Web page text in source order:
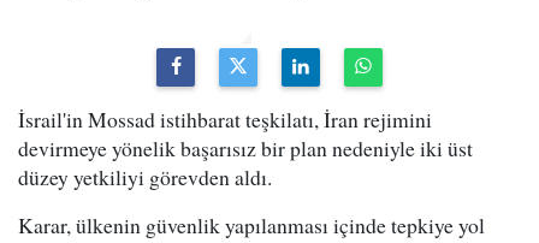
İsrail'in Mossad istihbarat teşkilatı, İran rejimini
devirmeye yönelik başarısız bir plan nedeniyle iki üst
düzey yetkiliyi görevden aldı.
Karar, ülkenin güvenlik yapılanması içinde tepkiye yol